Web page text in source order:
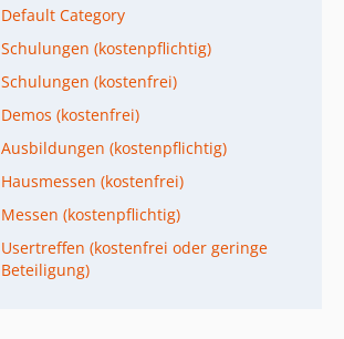
Default Category
Schulungen (kostenpflichtig)
Schulungen (kostenfrei)
Demos (kostenfrei)
Ausbildungen (kostenpflichtig)
Hausmessen (kostenfrei)
Messen (kostenpflichtig)
Usertreffen (kostenfrei oder geringe
Beteiligung)